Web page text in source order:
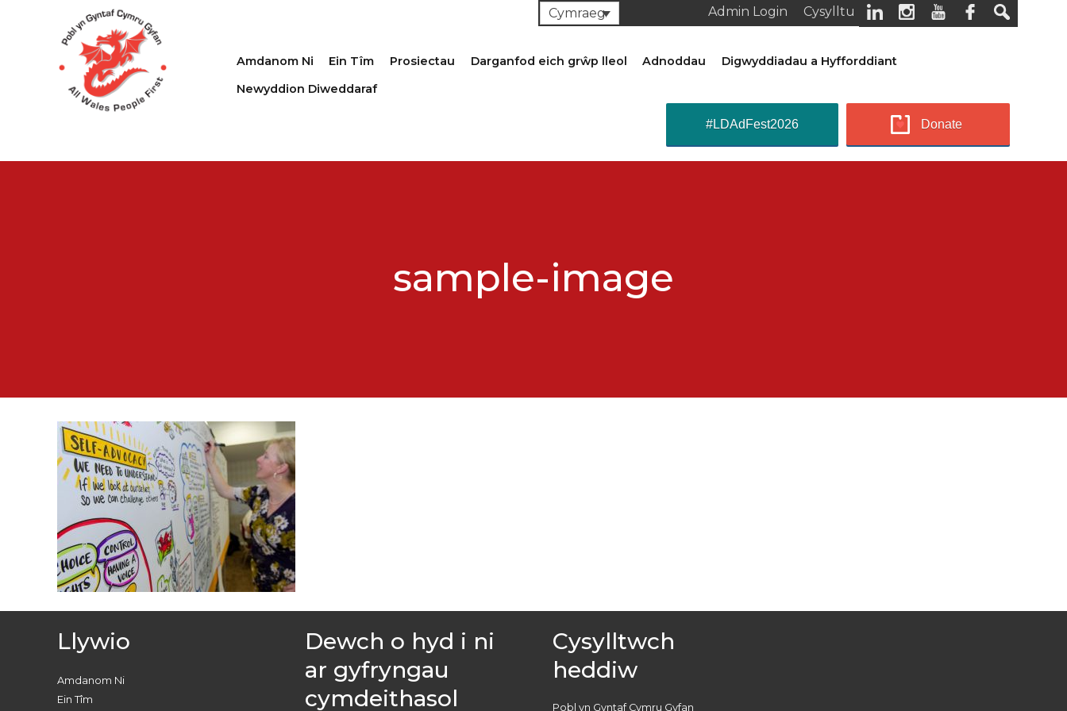
Cysylltu
Admin Login
Cymraeg
Amdanom Ni Ein Tîm Prosiectau Darganfod eich grŵp lleol Adnoddau
Digwyddiadau a Hyfforddiant
Newyddion Diweddaraf
Donate
#LDAdFest2026
sample-image
Llywio
Amdanom Ni
Ein Tîm
Dewch o hyd i ni
ar gyfryngau
cymdeithasol
Cysylltwch
heddiw
Pobl yn Gyntaf Cymru Gyfan